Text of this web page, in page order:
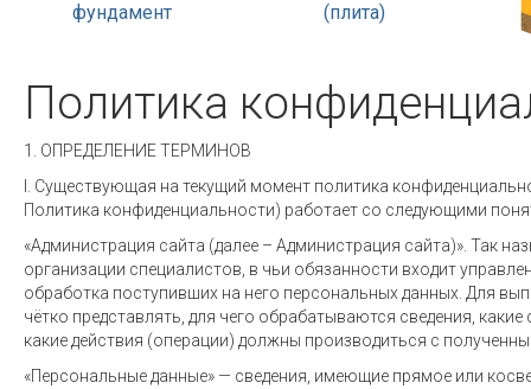
Политика
1. ОПРЕДЕЛЕНИЕ ТЕРМИНОВ
I. Существующая на текущий момент политика
Политика конфиденциальности) работает со следующими
«Администрация сайта (далее – Администрация сайта)». Так
организации специалистов, в чьи обязанности входит
обработка поступивших на него персональных данных. Для
чётко представлять, для чего обрабатываются сведения,
какие действия (операции) должны производиться с
«Персональные данные» — сведения, имеющие прямое или